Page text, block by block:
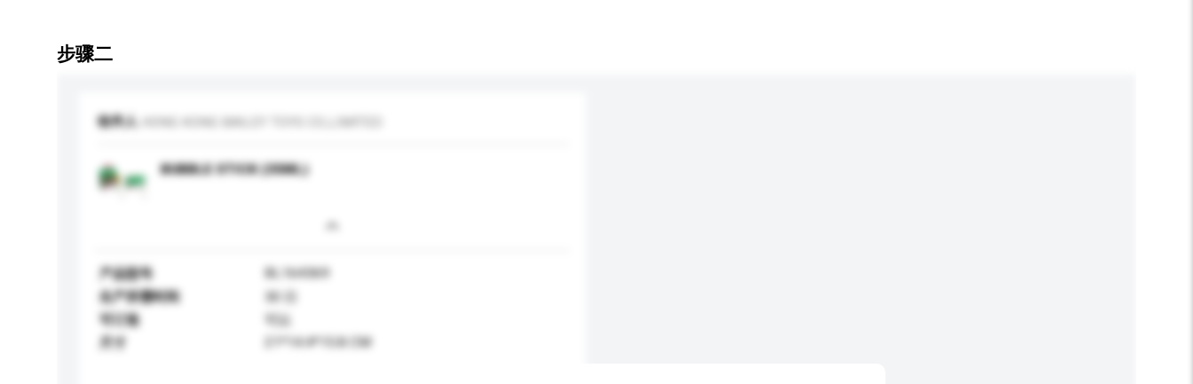
步骤二
收件人
BUBBLE STICK (35ML)
产品型号
BL164369
生产所需时间
30 日
可订造
可以
21*14.4*15.8 CM